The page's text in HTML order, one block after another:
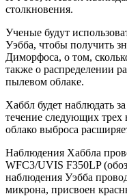
столкновения.
Ученые будут
Уэбба, чтобы получить
Диморфоса, о том,
также о распределении
пылевом облаке.
Хаббл будет наблюдать
течение следующих трех
облако выброса
Наблюдения Хаббла
WFC3/UVIS F350LP
наблюдения Уэбба
микрона, присвоен